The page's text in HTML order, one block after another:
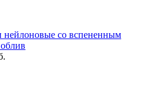
нейлоновые со вспененным